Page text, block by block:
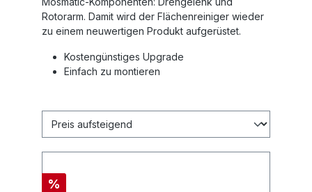
Rotorarm. Damit wird der Flächenreiniger wieder
zu einem neuwertigen Produkt aufgerüstet.
Kostengünstiges Upgrade
Einfach zu montieren
%